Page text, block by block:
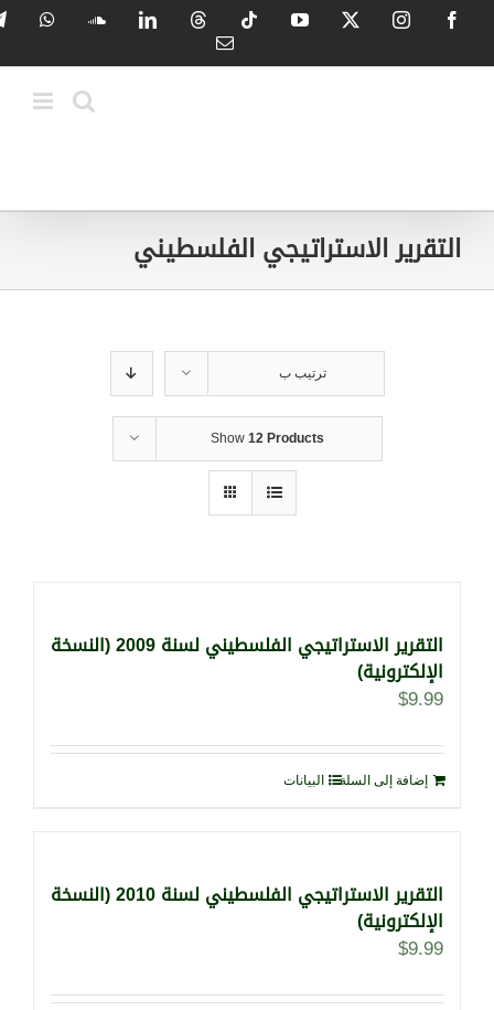
content
Facebook
Instagram
X
YouTube
Tiktok
Threads
LinkedIn
SoundCloud
Email
التقرير الاستراتيجي الفلسطيني
ترتيب ب
Show 12 Products
التقرير الاستراتيجي الفلسطيني لسنة 2009 (النسخة
الإلكترونية)
$9.99
إضافة إلى السلة البيانات
التقرير الاستراتيجي الفلسطيني لسنة 2010 (النسخة
الإلكترونية)
$9.99